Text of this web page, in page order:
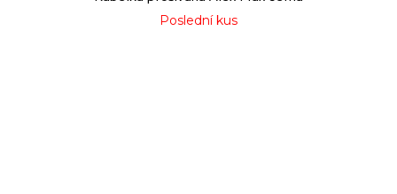
Poslední kus